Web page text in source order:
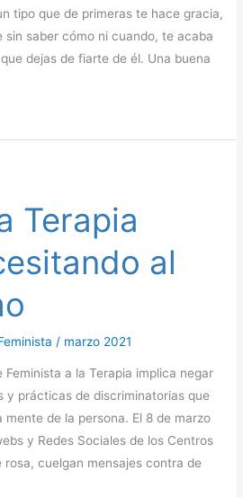
tipo que de primeras te hace gracia,
sin saber cómo ni cuando, te acaba
dejas de fiarte de él. Una buena
Terapia
al
/ marzo 2021
a la Terapia implica negar
y prácticas de discriminatorias que
mente de la persona. El 8 de marzo
y Redes Sociales de los Centros
cuelgan mensajes contra de